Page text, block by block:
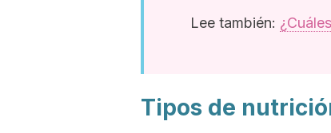
Lee también:
Tipos de